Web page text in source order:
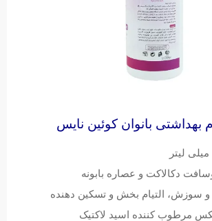
بانوان کوئین نایس
دکالاکت و عصاره بابونه
سوزش، التیام بخش و تسکین دهنده
مرطوب کننده اسید لاکتیک